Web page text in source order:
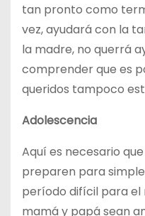
tan pronto como
vez, ayudará con la
la madre, no querrá
comprender que es
queridos tampoco
Adolescencia
Aquí es necesario
preparen para
período difícil para el
mamá y papá sean